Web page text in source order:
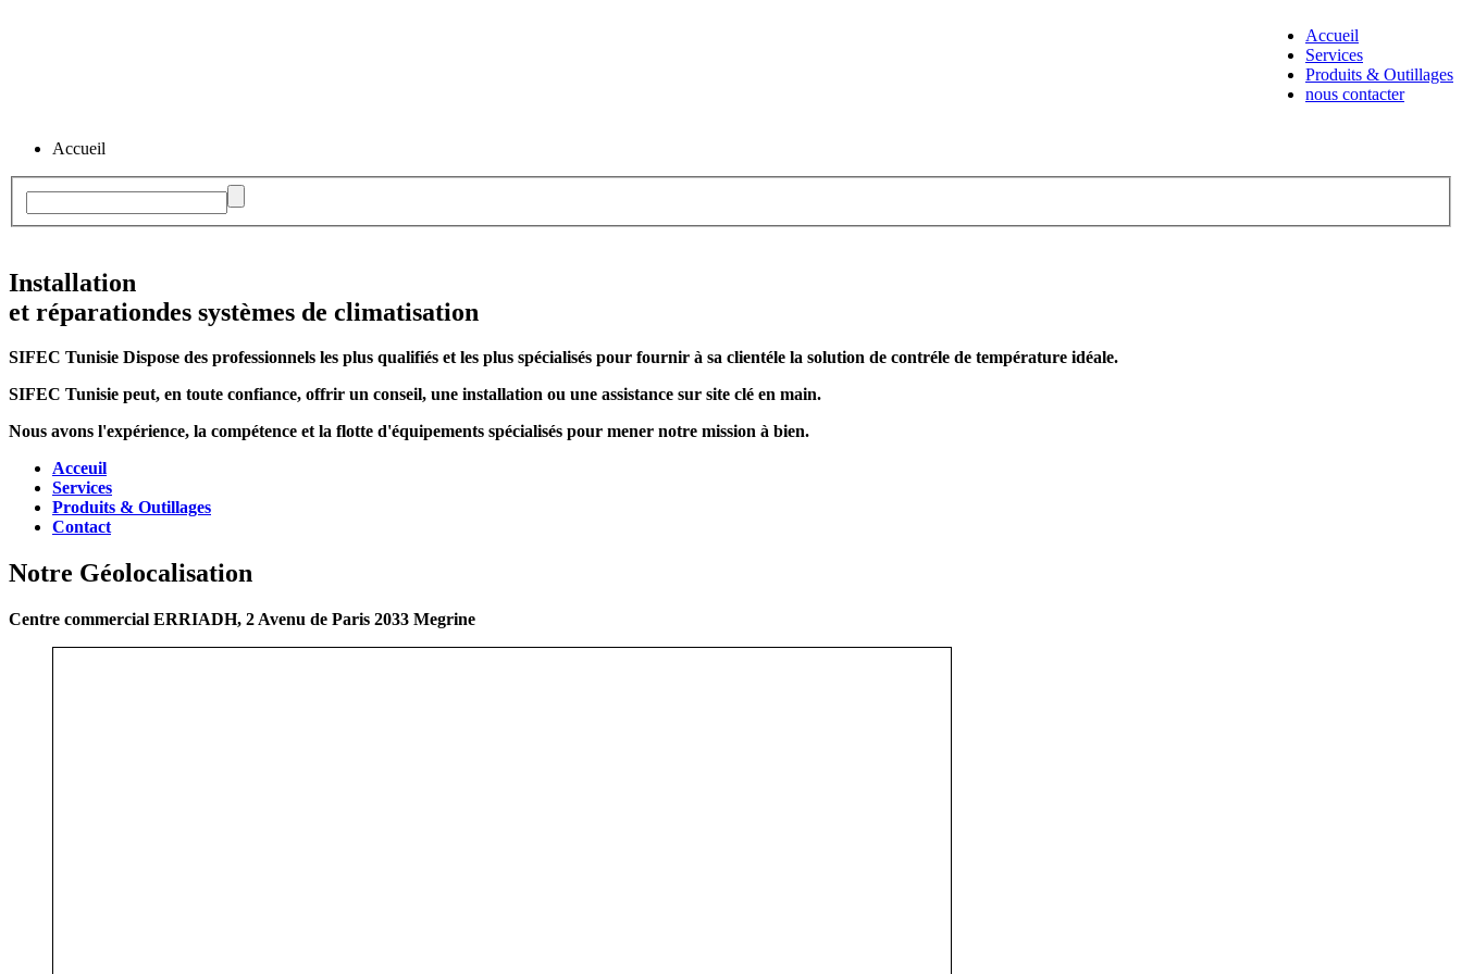
Accueil
Services
Produits & Outillages
nous contacter
Accueil
Installation
et réparationdes systèmes de climatisation
SIFEC Tunisie Dispose des professionnels les plus qualifiés et les plus spécialisés pour fournir à sa clientéle la solution de contréle de température idéale.
SIFEC Tunisie peut, en toute confiance, offrir un conseil, une installation ou une assistance sur site clé en main.
Nous avons l'expérience, la compétence et la flotte d'équipements spécialisés pour mener notre mission à bien.
Acceuil
Services
Produits & Outillages
Contact
Notre Géolocalisation
Centre commercial ERRIADH, 2 Avenu de Paris 2033 Megrine